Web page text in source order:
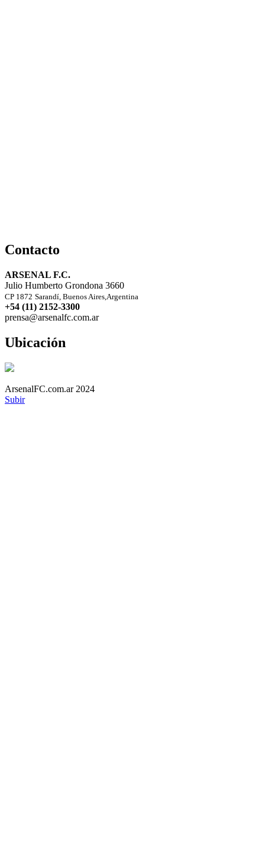
Contacto
ARSENAL F.C.
Julio Humberto Grondona 3660
CP 1872 Sarandí, Buenos Aires,Argentina
+54 (11) 2152-3300
prensa@arsenalfc.com.ar
Ubicación
ArsenalFC.com.ar 2024
Subir